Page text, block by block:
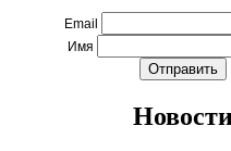
Email
Имя